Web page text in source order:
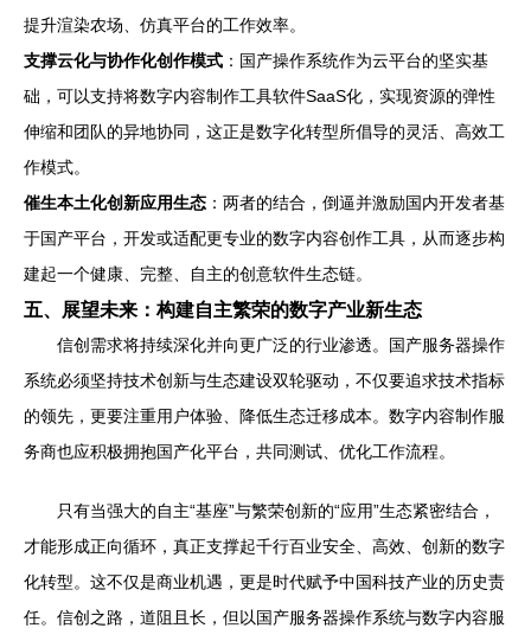
提升渲染农场、仿真平台的工作效率。
支撑云化与协作化创作模式 ：国产操作系统作为云平台的坚实基
础，可以支持将数字内容制作工具软件SaaS化，实现资源的弹性
伸缩和团队的异地协同，这正是数字化转型所倡导的灵活、高效工
作模式。
催生本土化创新应用生态 ：两者的结合，倒逼并激励国内开发者基
于国产平台，开发或适配更专业的数字内容创作工具，从而逐步构
建起一个健康、完整、自主的创意软件生态链。
五、展望未来：构建自主繁荣的数字产业新生态
信创需求将持续深化并向更广泛的行业渗透。国产服务器操作
系统必须坚持技术创新与生态建设双轮驱动，不仅要追求技术指标
的领先，更要注重用户体验、降低生态迁移成本。数字内容制作服
务商也应积极拥抱国产化平台，共同测试、优化工作流程。
只有当强大的自主“基座”与繁荣创新的“应用”生态紧密结合，
才能形成正向循环，真正支撑起千行百业安全、高效、创新的数字
化转型。这不仅是商业机遇，更是时代赋予中国科技产业的历史责
任。信创之路，道阻且长，但以国产服务器操作系统与数字内容服